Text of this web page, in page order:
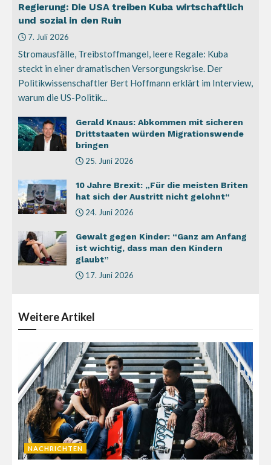
Regierung: Die USA treiben Kuba wirtschaftlich
und sozial in den Ruin
7. Juli 2026
Stromausfälle, Treibstoffmangel, leere Regale: Kuba
steckt in einer dramatischen Versorgungskrise. Der
Politikwissenschaftler Bert Hoffmann erklärt im Interview,
warum die US-Politik...
Gerald Knaus: Abkommen mit sicheren
Drittstaaten würden Migrationswende
bringen
25. Juni 2026
10 Jahre Brexit: „Für die meisten Briten
hat sich der Austritt nicht gelohnt“
24. Juni 2026
Gewalt gegen Kinder: “Ganz am Anfang
ist wichtig, dass man den Kindern
glaubt”
17. Juni 2026
WeitereArtikel
NACHRICHTEN